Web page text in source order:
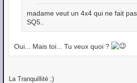
madame veut un 4x4 qui ne fait
SQ5..
Oui... Mais toi... Tu veux quoi ?
La Tranquillité ;)